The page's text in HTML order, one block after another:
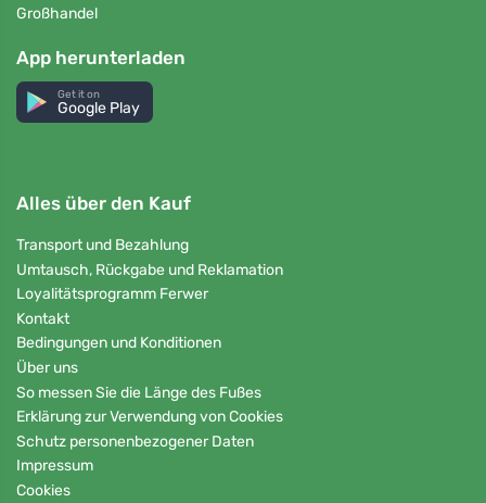
Großhandel
App herunterladen
Get it on
Google Play
Alles über den Kauf
Transport und Bezahlung
Umtausch, Rückgabe und Reklamation
Loyalitätsprogramm Ferwer
Kontakt
Bedingungen und Konditionen
Über uns
So messen Sie die Länge des Fußes
Erklärung zur Verwendung von Cookies
Schutz personenbezogener Daten
Impressum
Cookies